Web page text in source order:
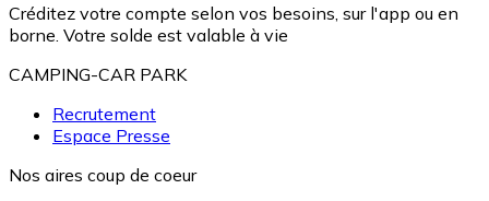
Créditez votre compte selon vos besoins, sur l'app ou en
borne. Votre solde est valable à vie
CAMPING-CAR PARK
Recrutement
Espace Presse
Nos aires coup de coeur